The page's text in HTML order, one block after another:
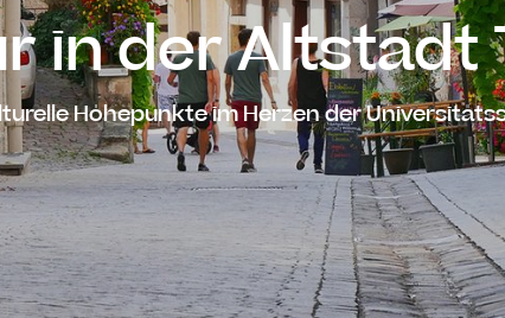
in der Altstadt
Höhepunkte im Herzen der